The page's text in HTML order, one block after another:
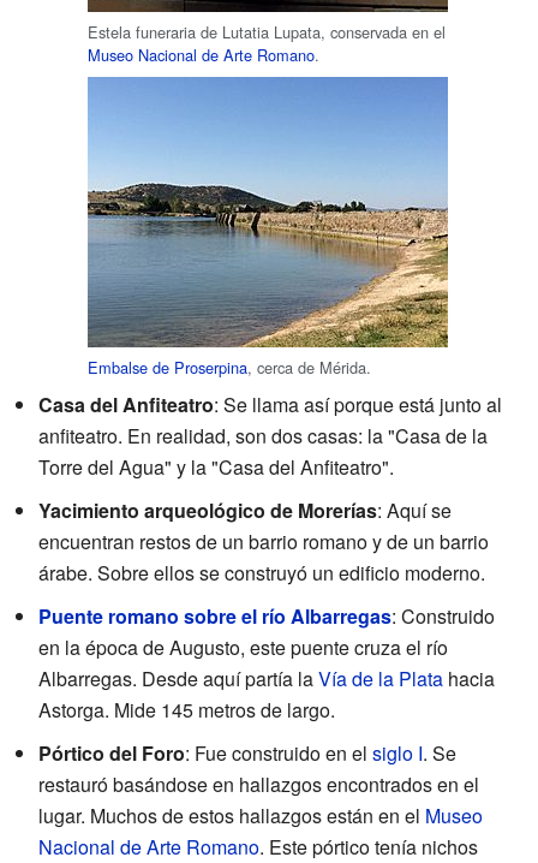
Estela funeraria de Lutatia Lupata, conservada en el
Museo Nacional de Arte Romano.
Embalse de Proserpina, cerca de Mérida.
Casa del Anfiteatro: Se llama así porque está junto al
anfiteatro. En realidad, son dos casas: la "Casa de la
Torre del Agua" y la "Casa del Anfiteatro".
Yacimiento arqueológico de Morerías: Aquí se
encuentran restos de un barrio romano y de un barrio
árabe. Sobre ellos se construyó un edificio moderno.
Puente romano sobre el río Albarregas: Construido
en la época de Augusto, este puente cruza el río
Albarregas. Desde aquí partía laVía de la Plata hacia
Astorga. Mide 145 metros de largo.
Pórtico del Foro: Fue construido en el siglo I. Se
restauró basándose en hallazgos encontrados en el
lugar. Muchos de estos hallazgos están en el Museo
Nacional de Arte Romano. Este pórtico tenía nichos